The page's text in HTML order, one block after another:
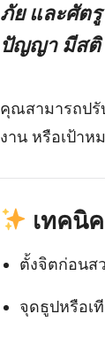
ภัย และศัต
ปัญญา มีสติ
คุณสามารถปรั
งาน หรือเป้าห
เทคนิ
ตั้งจิตก่อนส
จุดธูปหรือเ